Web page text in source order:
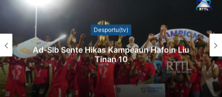
Desportu(tv)
Ad-Slb Sente Hikas Kampeaun Hafoin Liu
Tinan 10